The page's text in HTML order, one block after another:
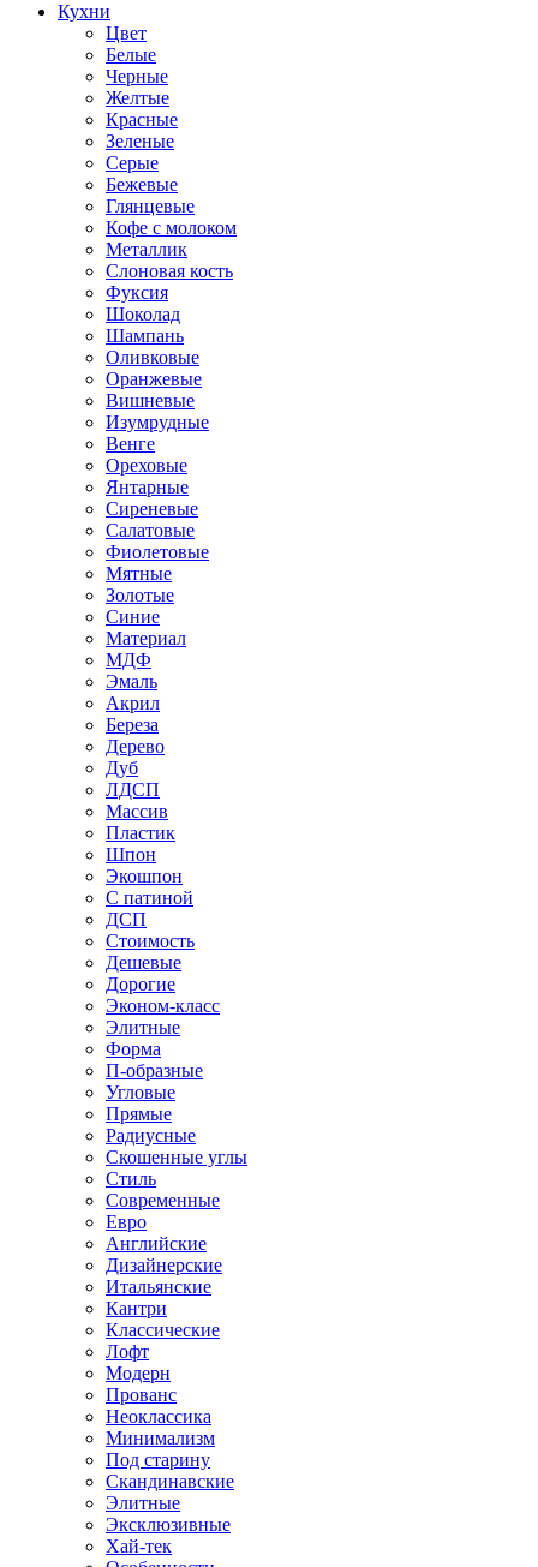
Кухни
Цвет
Белые
Черные
Желтые
Красные
Зеленые
Серые
Бежевые
Глянцевые
Кофе с молоком
Металлик
Слоновая кость
Фуксия
Шоколад
Шампань
Оливковые
Оранжевые
Вишневые
Изумрудные
Венге
Ореховые
Янтарные
Сиреневые
Салатовые
Фиолетовые
Мятные
Золотые
Синие
Материал
МДФ
Эмаль
Акрил
Береза
Дерево
Дуб
ЛДСП
Массив
Пластик
Шпон
Экошпон
С патиной
ДСП
Стоимость
Дешевые
Дорогие
Эконом-класс
Элитные
Форма
П-образные
Угловые
Прямые
Радиусные
Скошенные углы
Стиль
Современные
Евро
Английские
Дизайнерские
Итальянские
Кантри
Классические
Лофт
Модерн
Прованс
Неоклассика
Минимализм
Под старину
Скандинавские
Элитные
Эксклюзивные
Хай-тек